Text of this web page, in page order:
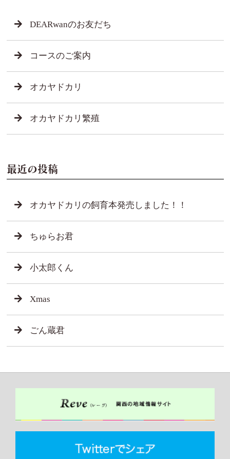
DEARwanのお友だち
コースのご案内
オカヤドカリ
オカヤドカリ繁殖
最近の投稿
オカヤドカリの飼育本発売しました！！
ちゅらお君
小太郎くん
Xmas
ごん蔵君